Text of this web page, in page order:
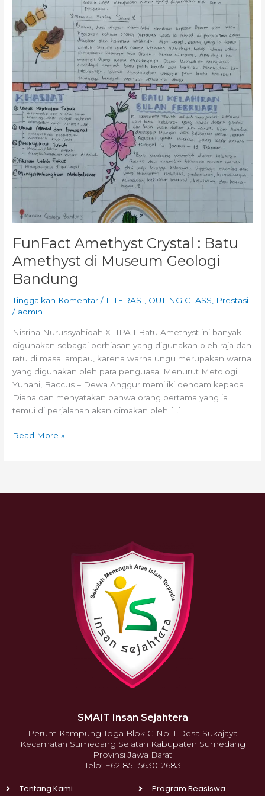
FunFact Amethyst Crystal : Batu
Amethyst di Museum Geologi
Bandung
Tinggalkan Komentar / LITERASI, OUTING CLASS, Prestasi
/ admin
Nisrina Nurussyahidah XI IPA 1 Batu Amethyst ini banyak
digunakan sebagai perhiasan yang digunakan oleh raja dan
ratu di masa lampau, karena warna ungu merupakan warna
yang digunakan oleh para penguasa. Menurut Metologi
Yunani, Baccus – Dewa Anggur memiliki dendam kepada
Diana dan menyatakan bahwa orang pertama yang ia
temui di perjalanan akan dimakan oleh […]
Bandung
Read More »
SMAIT Insan Sejahtera
Perum Kampung Toga Blok G No. 1 Desa Sukajaya
Kecamatan Sumedang Selatan Kabupaten Sumedang
Provinsi Jawa Barat
Telp: +62 851-5630-2683
Tentang Kami Program Beasiswa